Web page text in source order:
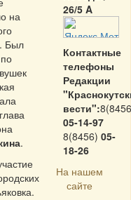
на
Был
.
26/5 A
Контактные
телефоны
Редакции
вести":
05-14-97
8(8456) 05-
18-26
На нашем
сайте